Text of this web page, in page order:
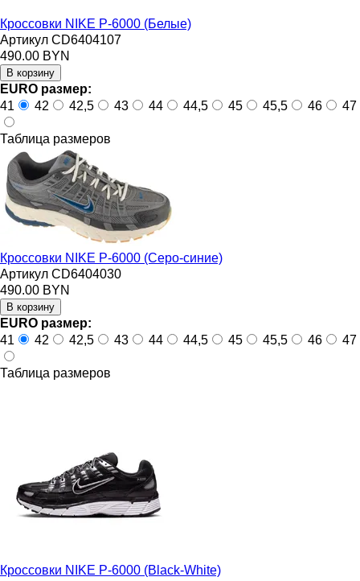
Кроссовки NIKE P-6000 (Белые)
Артикул CD6404107
490.00 BYN
EURO размер:
41
42 42,5 43 44 44,5 45 45,5 46 47
Таблица размеров
Кроссовки NIKE P-6000 (Серо-синие)
Артикул CD6404030
490.00 BYN
EURO размер:
41
42 42,5 43 44 44,5 45 45,5 46 47
Таблица размеров
Кроссовки NIKE P-6000 (Black-White)